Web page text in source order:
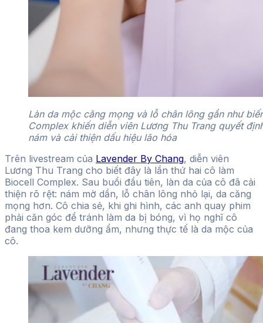
Làn da mộc căng mọng và lỗ chân lông gần như
Complex khiến diễn viên Lương Thu Trang quyết
nám và cải thiện dấu hiệu lão hóa
Trên livestream của Lavender By Chang, diễn viên
Lương Thu Trang cho biết đây là lần thứ hai cô làm
Biocell Complex. Sau buổi đầu tiên, làn da của cô đã cải
thiện rõ rệt: nám mờ dần, lỗ chân lông nhỏ lại, da căng
mọng hơn. Cô chia sẻ, khi ghi hình, các anh quay phim
phải căn góc để tránh làm da bị bóng, vì họ nghĩ cô
đang thoa kem dưỡng ẩm, nhưng thực tế là da mộc của
cô.